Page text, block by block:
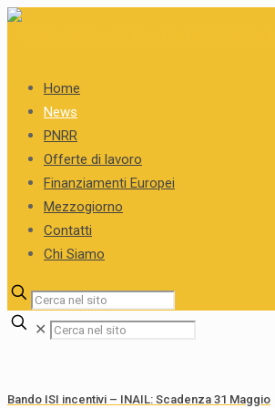
Home
News
PNRR
Offerte di lavoro
Finanziamenti Europei
Mezzogiorno
Contatti
Chi Siamo
✕
Bando ISI incentivi – INAIL: Scadenza 31 Maggio